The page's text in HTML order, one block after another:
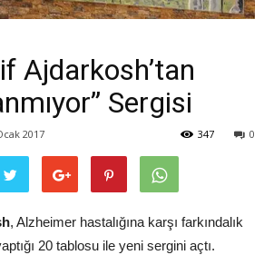
Ajdarkosh’tan
Sergisi
2017 0
347
, Alzheimer hastalığına karşı farkındalık
20 tablosu ile yeni sergini açtı.